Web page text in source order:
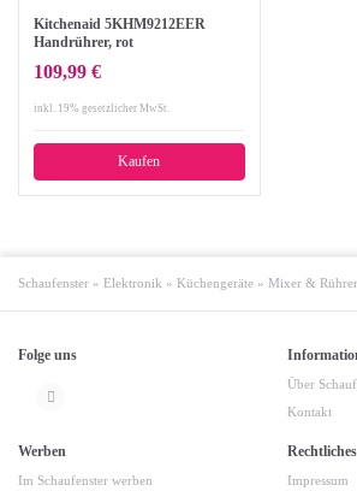
Kitchenaid 5KHM9212EER
Handrührer, rot
109,99 €
inkl. 19% gesetzlicher MwSt.
Kaufen
Schaufenster » Elektronik » Küchengeräte » Mixer & Rührer
Folge uns
Über
Kontakt
Werben
Im Schaufenster werben
Rechtliches
Impressum